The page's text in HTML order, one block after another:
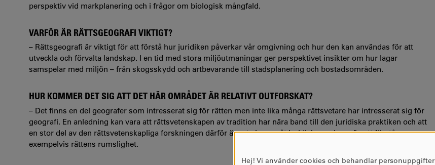
perspektiv vid markplanering och i frågor om biologisk mångfald.
VARFÖR ÄR RÄTTSGEOGRAFI VIKTIGT?
– Rättsgeografi är viktigt för att förstå hur juridiken påverkar vår omgivning och hur den kan användas för att
utveckla och förvalta landskap. I en tid med stora miljöutmaningar ger perspektivet insikter om hur lagar
samspelar med miljön – från skogsskydd och artbevarande till stadsplanering och bostadsområden.
HUR KOMMER DET SIG ATT DET HÄR OMRÅDET ÄR RELATIVT OUTFORSKAT?
– Det finns en del geografer som intresserat sig för rätten men inte lika många rättsvetare har intresserat sig för
geografi. En anledning kan vara att rättsvetenskapen av tradition har nära band till den juridiska praktiken och att
en stor del av den rättsvetenskapliga forskningen därför ägnat sig mer åt juridiska analyser än att förstå
exempelvis rättens rumslighet.
Hej! Vi använder cookies och behandlar personuppgifter